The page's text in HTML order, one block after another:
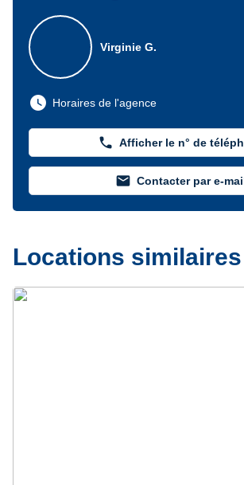
Virginie G.
watch_later Horaires de l'agence
phone Afficher le n° de
mail Contacter par e-
Locations similaires
Précédent
Suivant